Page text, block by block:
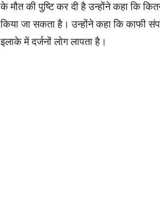
के मौत की पुष्टि कर दी है उन्होंने कहा कि
किया जा सकता है। उन्होंने कहा कि काफी
इलाके में दर्जनों लोग लापता है।